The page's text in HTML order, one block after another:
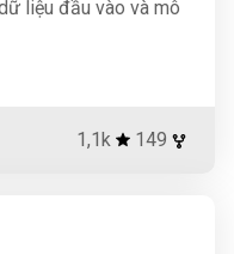
liệu đầu vào và mô
1,1k 149